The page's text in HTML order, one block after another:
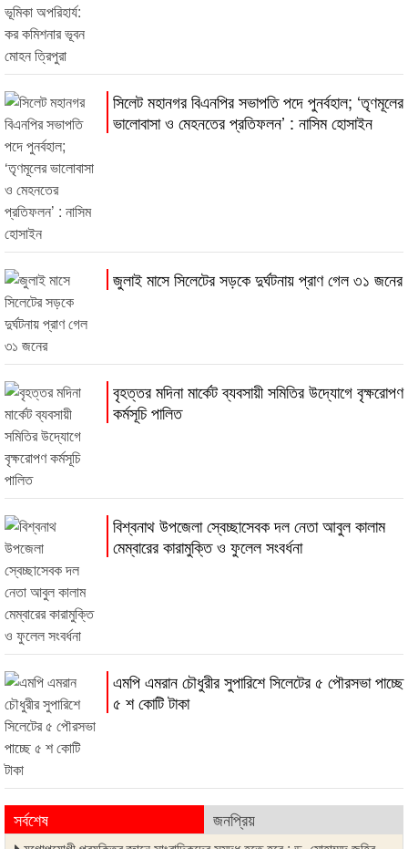
সিলেট মহানগর বিএনপির সভাপতি পদে পুনর্বহাল; ‘তৃণমূলের
ভালোবাসা ও মেহনতের প্রতিফলন’ : নাসিম হোসাইন
জুলাই মাসে সিলেটের সড়কে দুর্ঘটনায় প্রাণ গেল ৩১ জনের
বৃহত্তর মদিনা মার্কেট ব্যবসায়ী সমিতির উদ্যোগে বৃক্ষরোপণ
কর্মসূচি পালিত
বিশ্বনাথ উপজেলা স্বেচ্ছাসেবক দল নেতা আবুল কালাম
মেম্বারের কারামুক্তি ও ফুলেল সংবর্ধনা
এমপি এমরান চৌধুরীর সুপারিশে সিলেটের ৫ পৌরসভা পাচ্ছে
৫ শ কোটি টাকা
সর্বশেষ জনপ্রিয়